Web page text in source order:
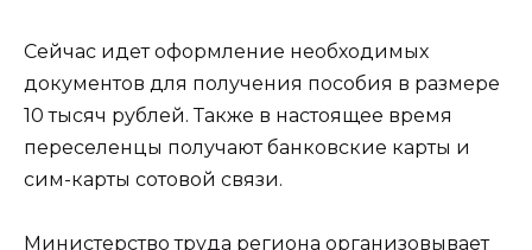
Сейчас идет оформление необходимых
документов для получения пособия в размере
10 тысяч рублей. Также в настоящее время
переселенцы получают банковские карты и
сим-карты сотовой связи.
Министерство труда региона организовывает